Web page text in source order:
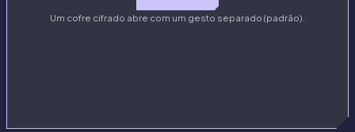
Um cofre cifrado abre com um gesto separado (padrão).